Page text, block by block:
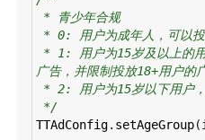
* 青少年合规
* 0: 用户为成年人，可以投
* 1: 用户为15岁及以上的
广告，并限制投放18+用户的
* 2: 用户为15岁以下用户
*/
TTAdConfig. setAgeGroup(